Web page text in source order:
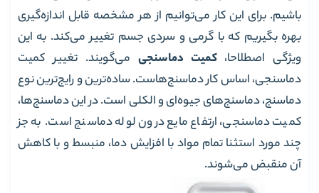
باشیم. برای این کار می‌توانیم از هر مشخصه قابل اندازه‌گیری
بهره بگیریم که با گرمی و سردی جسم تغییر می‌کند. به این
ویژگی اصطلاحا، کمیت دماسنجی می‌گویند. تغییر کمیت
دماسنجی، اساس کار دماسنج‌هاست. ساده‌ترین و رایج‌ترین نوع
دماسنج، دماسنج‌های جیوه‌ای و الکلی است. در این دماسنج‌ها،
کمیت دماسنجی، ارتفاع مایع درون لوله دماسنج است. به جز
چند مورد استثنا تمام مواد با افزایش دما، منبسط و با کاهش
آن منقبض می‌شوند.